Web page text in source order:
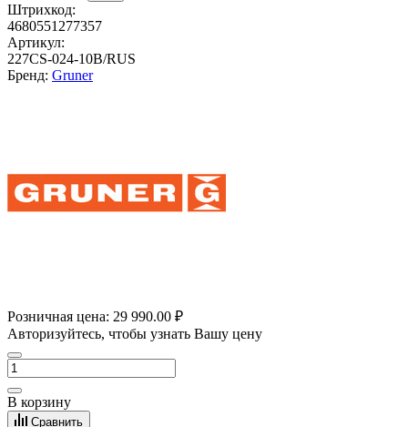
Штрихкод:
4680551277357
Артикул:
227CS-024-10B/RUS
Бренд: Gruner
Розничная цена: 29 990.00 ₽
Авторизуйтесь, чтобы узнать Вашу цену
В корзину
Сравнить